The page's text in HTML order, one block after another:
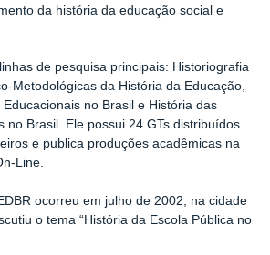
da história da educação social e
de pesquisa principais: Historiografia
Metodológicas da História da Educação,
no Brasil e História das
no Brasil. Ele possui 24 GTs distribuídos
e publica produções acadêmicas na
Line.
ocorreu em julho de 2002, na cidade
o tema “História da Escola Pública no